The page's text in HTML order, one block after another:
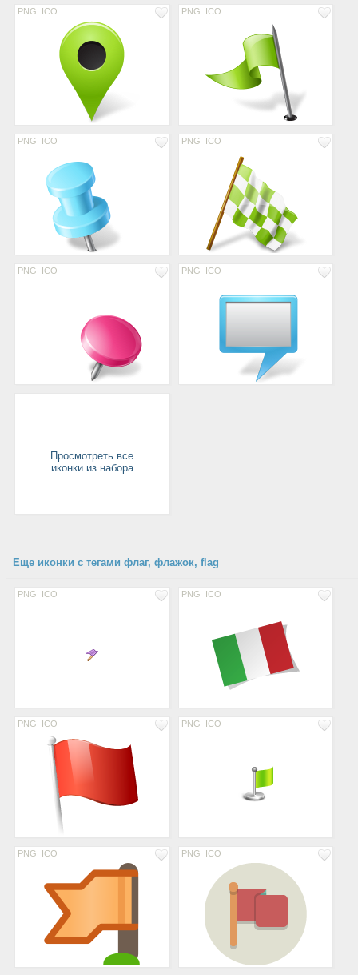
PNG ICO PNG ICO
PNG ICO PNG ICO
PNG ICO PNG ICO
Просмотреть все
иконки из набора
Еще иконки с тегами флаг, флажок, flag
PNG ICO PNG ICO
PNG ICO PNG ICO
PNG ICO PNG ICO